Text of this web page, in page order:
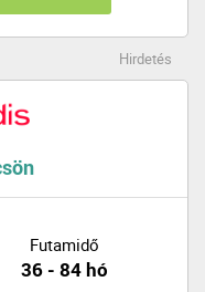
Hirdetés
Futamidő
36 - 84 hó